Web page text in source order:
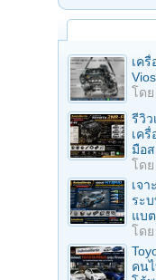
เค
โดย
รีวิว
เค
มือส
โดย
เจ
ระ
แบ
โดย
คน